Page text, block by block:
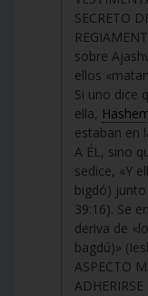
SECRETO
sobre
ellos
Si uno dice
ella,
estaban en
A ÉL, sino
sedice, «Y
bigdó)
39:16). Se
deriva de
bagdú)»
ASPECTO